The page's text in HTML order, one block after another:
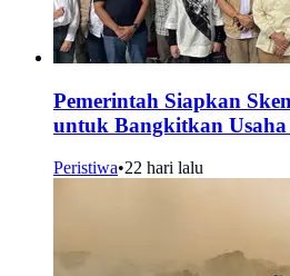
Pemerintah Siapkan
untuk Bangkitkan Usaha
Peristiwa•22 hari lalu